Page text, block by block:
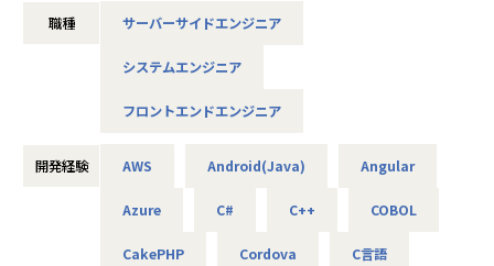
◆取引業界
・ システム要件定義・設計（上流）SE
※ご志向・ご希望に応じて、プロジェクトを決定します
を前提としています。
職種 サーバーサイドエンジニア
システムエンジニア
フロントエンドエンジニア
開発経験 AWS Android(Java) Angular
Azure C# C++ COBOL
CakePHP Cordova C言語